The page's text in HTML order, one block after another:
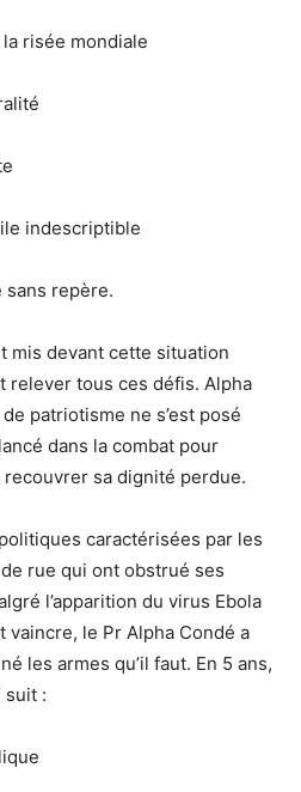
risée mondiale
indescriptible
sans repère.
mis devant cette situation
relever tous ces défis. Alpha
patriotisme ne s’est posé
dans la combat pour
sa dignité perdue.
caractérisées par les
rue qui ont obstrué ses
l’apparition du virus Ebola
le Pr Alpha Condé a
les armes qu’il faut. En 5 ans,
suit :